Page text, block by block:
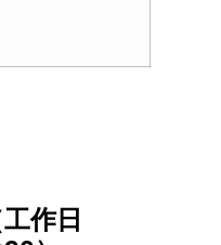
作日